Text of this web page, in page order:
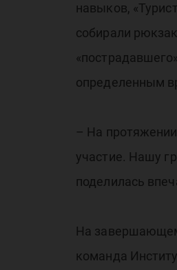
навыков,
собирали
определенным
– На
участие. Нашу
поделилась
На завершающем
команда